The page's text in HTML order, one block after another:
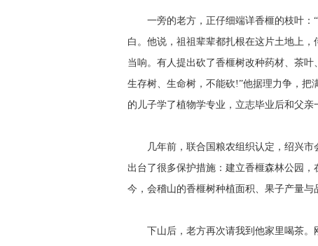
一旁的老方，正仔细端详香榧的枝叶：“
白。他说，祖祖辈辈都扎根在这片土地上
当响。有人提出砍了香榧树改种药材、茶
生存树、生命树，不能砍!”他据理力争，把
的儿子学了植物学专业，立志毕业后和父亲
几年前，联合国粮农组织认定，绍兴市
出台了很多保护措施：建立香榧森林公园
今，会稽山的香榧树种植面积、果子产量与
下山后，老方再次请我到他家里喝茶。